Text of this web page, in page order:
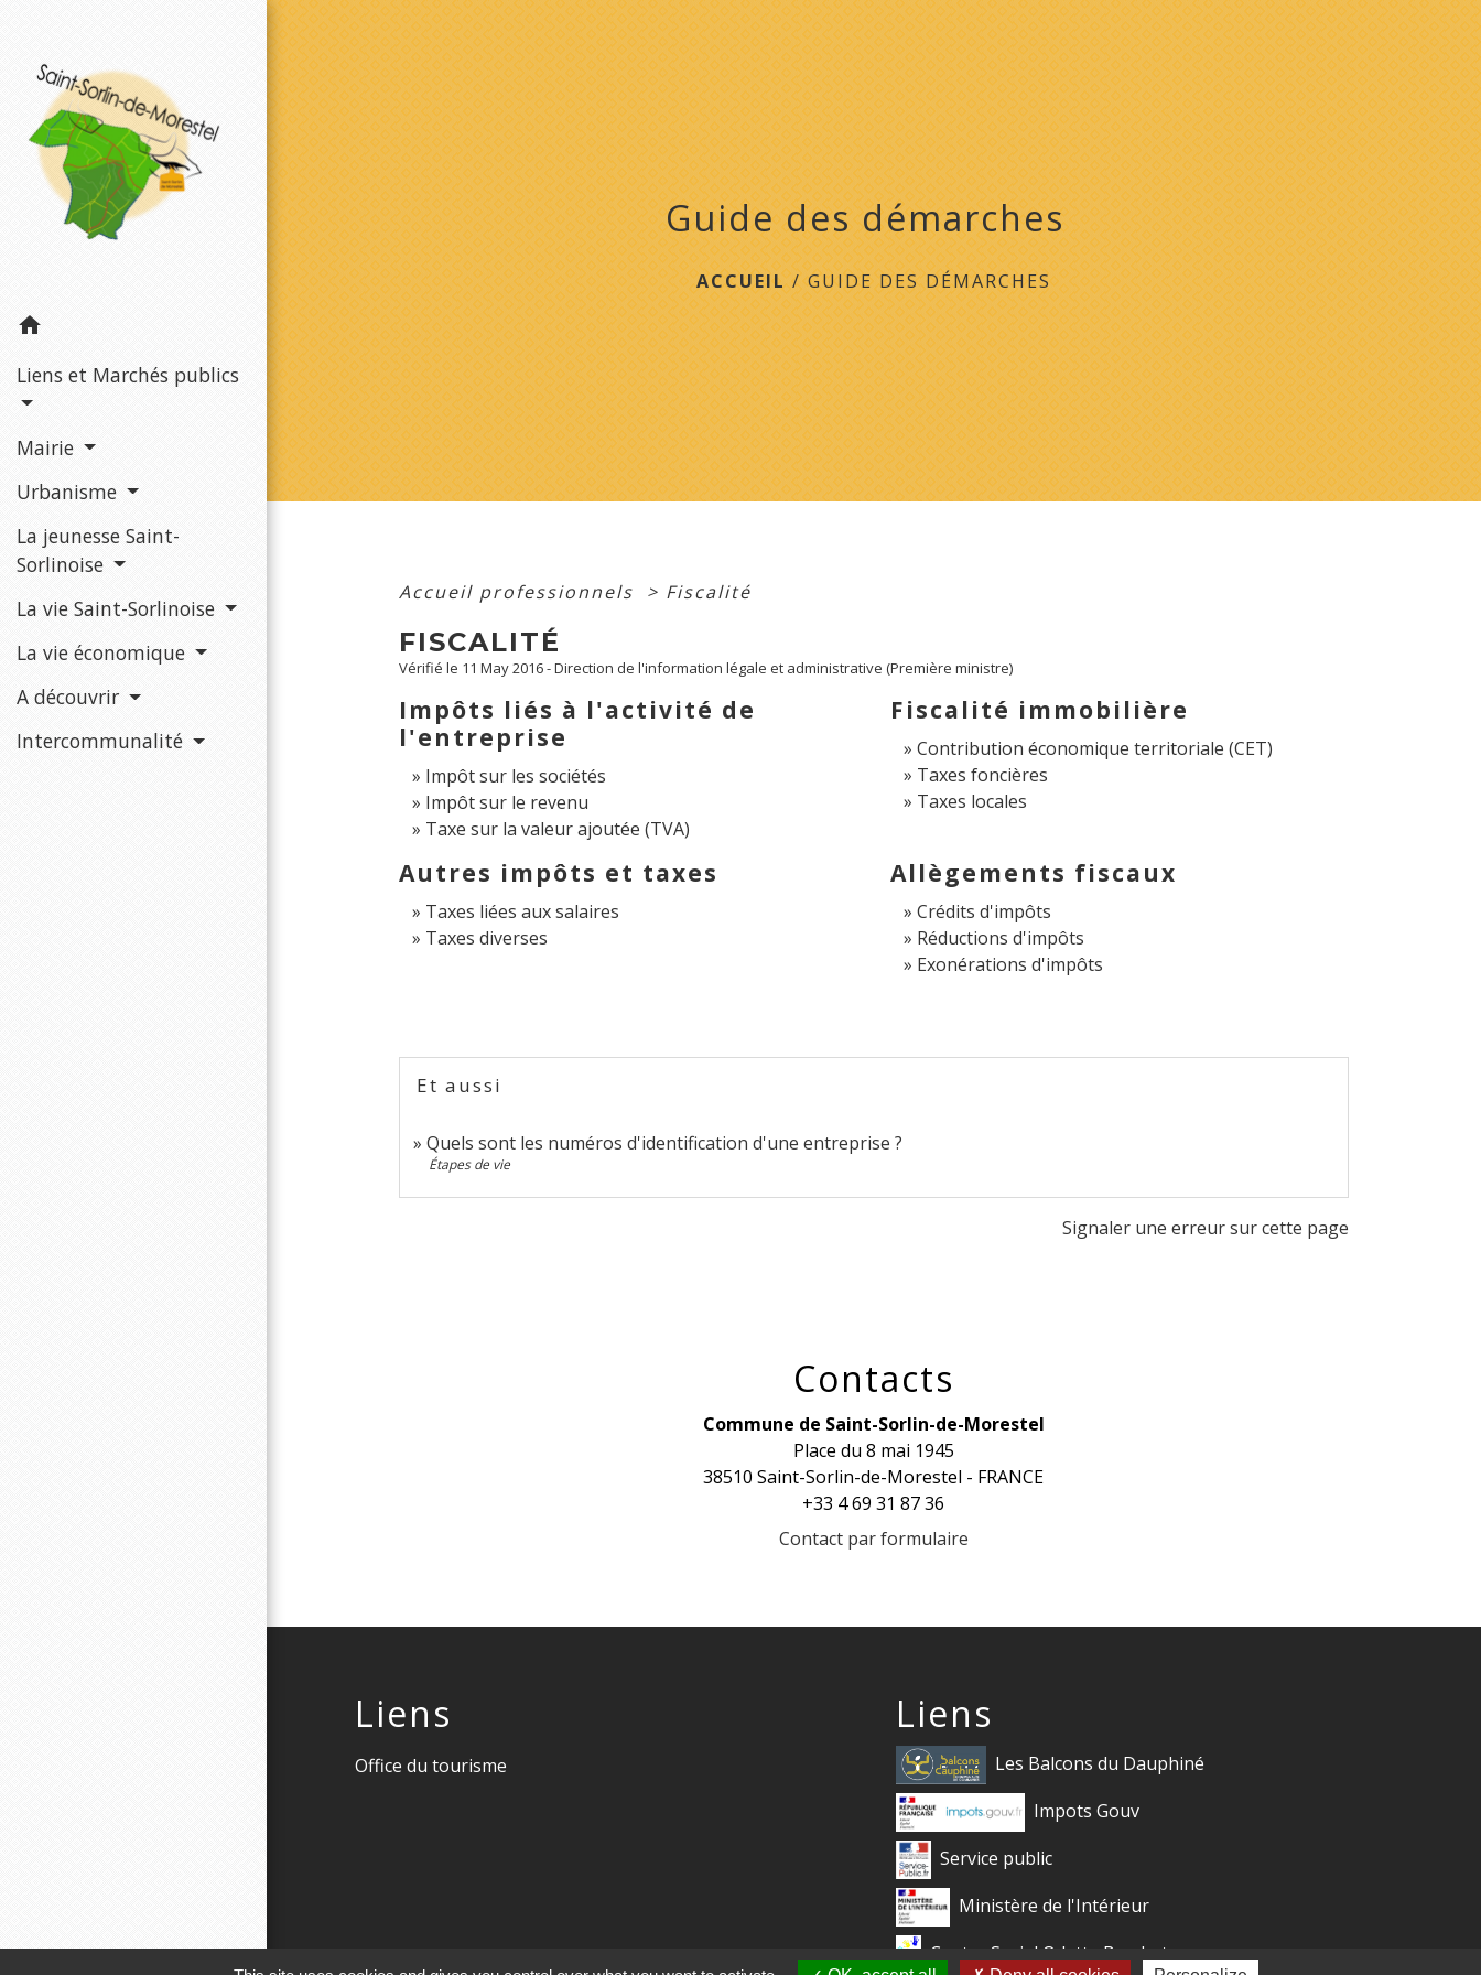
home
Liens et Marchés publics
Mairie
Urbanisme
La jeunesse Saint-
Sorlinoise
La vie Saint-Sorlinoise
La vie économique
A découvrir
Intercommunalité
Guide des démarches
ACCUEIL/GUIDE DES DÉMARCHES
Accueil professionnels > Fiscalité
FISCALITÉ
Vérifié le 11 May 2016 - Direction de l'information légale et administrative (Première ministre)
Impôts liés à l'activité de
l'entreprise
Impôt sur les sociétés
Impôt sur le revenu
Taxe sur la valeur ajoutée (TVA)
Fiscalité immobilière
Contribution économique territoriale (CET)
Taxes foncières
Taxes locales
Autres impôts et taxes
Taxes liées aux salaires
Taxes diverses
Allègements fiscaux
Crédits d'impôts
Réductions d'impôts
Exonérations d'impôts
Et aussi
Quels sont les numéros d'identification d'une entreprise ?
Étapes de vie
Signaler une erreur sur cette page
Contacts
Commune de Saint-Sorlin-de-Morestel
Place du 8 mai 1945
38510 Saint-Sorlin-de-Morestel - FRANCE
+33 4 69 31 87 36
Contact par formulaire
Liens
Office du tourisme
Liens
Les Balcons du Dauphiné
Impots Gouv
Service public
Ministère de l'Intérieur
Centre Social Odette Brachet